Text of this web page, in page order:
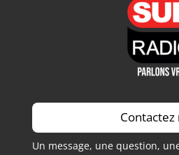
Contactez
Un message, une question,